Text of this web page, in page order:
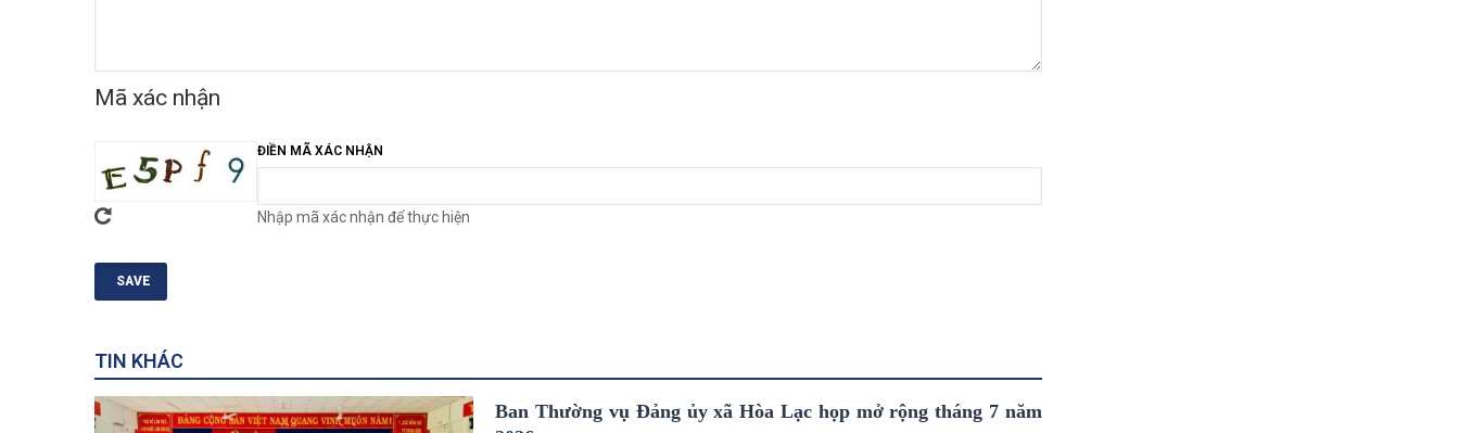
Mã xác nhận
ĐIỀN MÃ XÁC NHẬN
Nhập mã xác nhận để thực hiện
TIN KHÁC
Ban Thường vụ Đảng ủy xã Hòa Lạc họp mở rộng tháng 7 năm